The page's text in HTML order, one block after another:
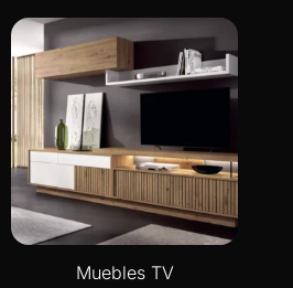
Muebles TV